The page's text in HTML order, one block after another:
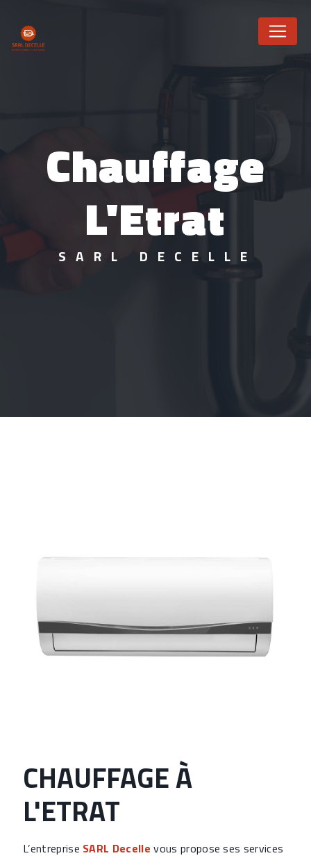
Chauffage
L'Etrat
SARL DECELLE
CHAUFFAGE À
L'ETRAT
L’entreprise SARL Decelle vous propose ses services